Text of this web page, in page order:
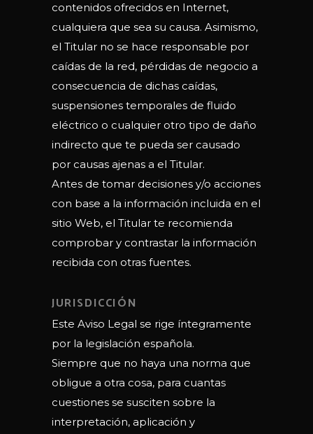
contenidos ofrecidos en Internet,
cualquiera que sea su causa. Asimismo,
el Titular no se hace responsable por
caídas de la red, pérdidas de negocio a
consecuencia de dichas caídas,
suspensiones temporales de fluido
eléctrico o cualquier otro tipo de daño
indirecto que te pueda ser causado
por causas ajenas a el Titular.
Antes de tomar decisiones y/o acciones
con base a la información incluida en el
sitio Web, el Titular te recomienda
comprobar y contrastar la información
recibida con otras fuentes.
JURISDICCIÓN
Este Aviso Legal se rige íntegramente
por la legislación española.
Siempre que no haya una norma que
obligue a otra cosa, para cuantas
cuestiones se susciten sobre la
interpretación, aplicación y